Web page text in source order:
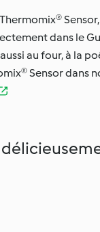
dans le
au four, à la
Sensor dans